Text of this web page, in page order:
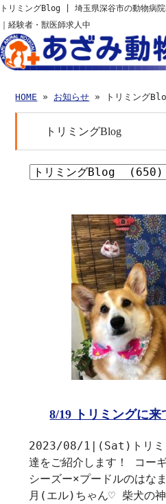
トリミングBlog | 埼玉県深谷市の動物病院
｜経験者・獣医師求人中
HOME » お知らせ » トリミング
トリミングBlog
8/19 トリミングに来
2023/08/1|(Sat)トリミ
達をご紹介します！ コー
シーズー×プードルのはな
月(エル)ちゃん♡ 柴犬の